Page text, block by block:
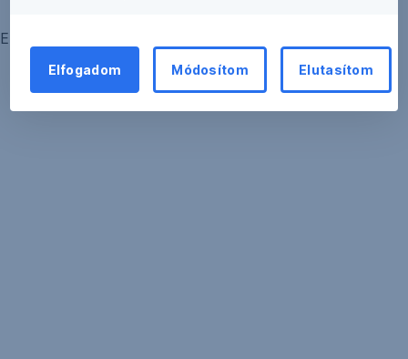
ERSTE BANK HUNGARY Zrt.
Elfogadom Módosítom Elutasítom